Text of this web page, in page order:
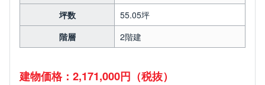
坪数
55.05坪
階層
2階建
建物価格：2,171,000円（税抜）